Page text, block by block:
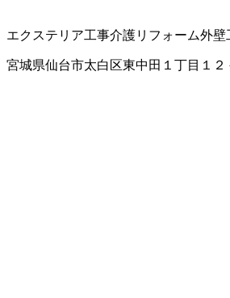
エクステリア工事介護リフォーム外壁
宮城県仙台市太白区東中田１丁目１２